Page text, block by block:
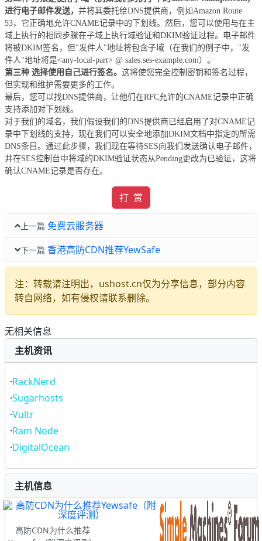
进行电子邮件发送， 并将其委托给DNS提供商，例如Amazon Route
53，它正确地允许CNAME记录中的下划线。然后，您可以使用与在主
域上执行的相同步骤在子域上执行域验证和DKIM验证过程。电子邮件
将被DKIM签名，但"发件人"地址将包含子域（在我们的例子中，"发
件人"地址将是<any-local-part> @ sales.ses-example.com）。
第三种 选择使用自己进行签名。 这将使您完全控制密钥和签名过程，
但实现和维护需要更多的工作。
最后，您可以找DNS提供商，让他们在RFC允许的CNAME记录中正确
支持添加对下划线。
对于我们的域名，我们假设我们的DNS提供商已经启用了对CNAME记
录中下划线的支持，现在我们可以安全地添加DKIM文档中指定的所需
DNS条目。通过此步骤，我们现在等待SES向我们发送确认电子邮件，
并在SES控制台中将域的DKIM验证状态从Pending更改为已验证，这将
确认CNAME记录是否存在。
打 赏
上一篇 免费云服务器
下一篇 香港高防CDN推荐YewSafe
注：转载请注明出，ushost.cn仅为分享信息，部分内容
转自网络，如有侵权请联系删除。
无相关信息
主机资讯
·RackNerd
·Sugarhosts
·Vultr
·Ram Node
·DigitalOcean
主机信息
高防CDN为什么推荐